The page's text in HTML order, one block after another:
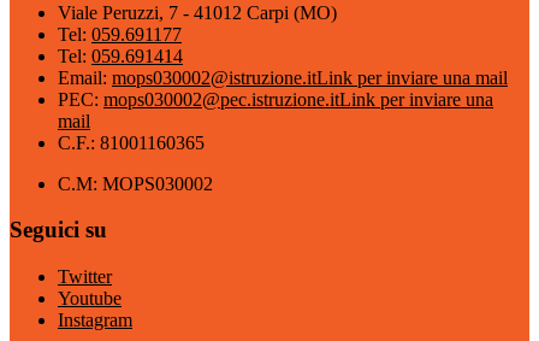
Viale Peruzzi, 7 - 41012 Carpi (MO)
Tel: 059.691177
Tel: 059.691414
Email: mops030002@istruzione.itLink per inviare una mail
PEC: mops030002@pec.istruzione.itLink per inviare una
mail
C.F.: 81001160365
C.M: MOPS030002
Seguici su
Twitter
Youtube
Instagram